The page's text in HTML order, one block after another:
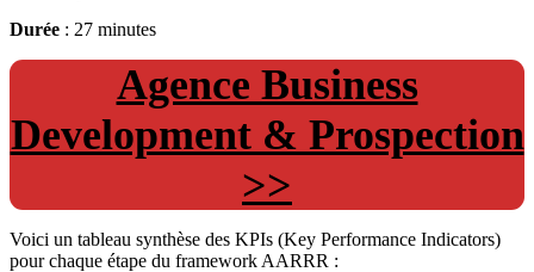
Durée : 27 minutes
Agence Business
Development & Prospection
>>
Voici un tableau synthèse des KPIs (Key Performance Indicators)
pour chaque étape du framework AARRR :